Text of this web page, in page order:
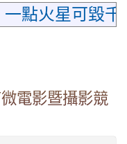
點火星可毀
電影暨攝影競